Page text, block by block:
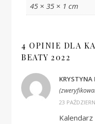
45 × 35 × 1 cm
4 OPINIE DLA
BEATY 2022
KRYSTYNA
23